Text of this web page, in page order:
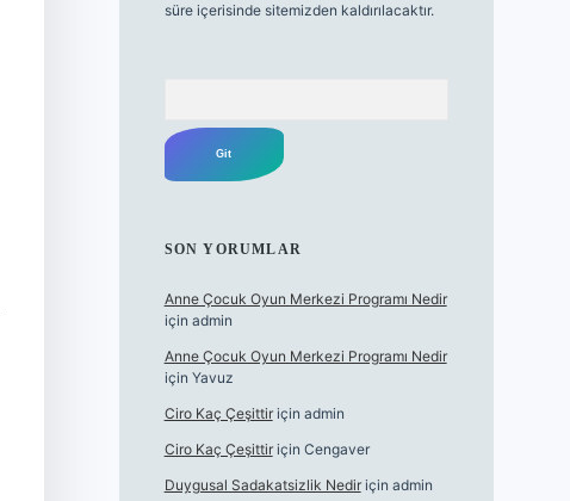
süre içerisinde sitemizden kaldırılacaktır.
SON YORUMLAR
Anne Çocuk Oyun Merkezi Programı Nedir
için admin
Anne Çocuk Oyun Merkezi Programı Nedir
için Yavuz
Ciro Kaç Çeşittiriçin admin
Ciro Kaç Çeşittiriçin Cengaver
Duygusal Sadakatsizlik Nediriçin admin